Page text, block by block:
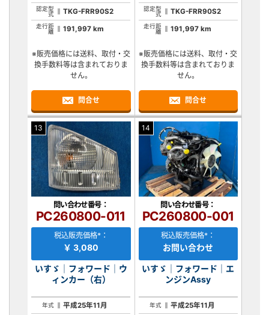
認定型
式
TKG-FRR90S2
走行距
離
191,997 km
※販売価格には送料、取付・交
換手数料等は含まれておりま
せん。
問合せ
認定型
式
TKG-FRR90S2
走行距
離
191,997 km
※販売価格には送料、取付・交
換手数料等は含まれておりま
せん。
問合せ
13
問い合わせ番号：
PC260800-011
税込販売価格*：
￥ 3,080
いすゞ｜フォワード｜ウ
ィンカー（右）
年式 平成25年11月
14
問い合わせ番号：
PC260800-001
税込販売価格*：
お問い合わせ
いすゞ｜フォワード｜エ
ンジンAssy
年式 平成25年11月